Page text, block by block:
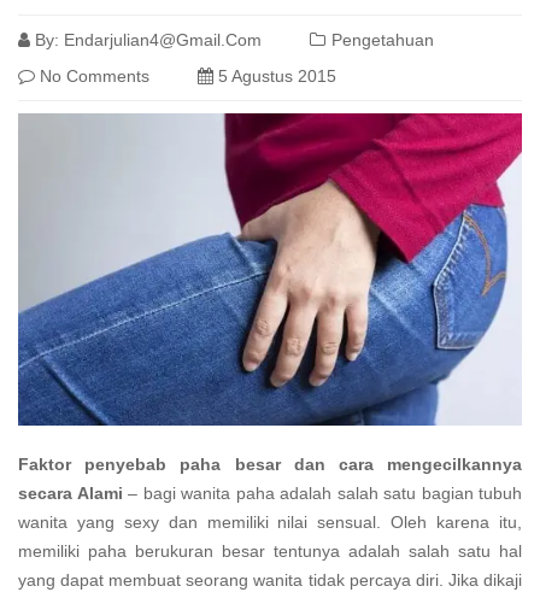
By: Endarjulian4@gmail.com
Pengetahuan
No Comments
5 Agustus 2015
Faktor penyebab paha besar dan cara mengecilkannya
secara Alami – bagi wanita paha adalah salah satu bagian tubuh
wanita yang sexy dan memiliki nilai sensual. Oleh karena itu,
memiliki paha berukuran besar tentunya adalah salah satu hal
yang dapat membuat seorang wanita tidak percaya diri. Jika dikaji